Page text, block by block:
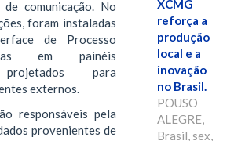
comunicação. No
foram instaladas
de Processo
em painéis
projetados para
externos.
responsáveis pela
provenientes de
XCMG
reforça a
produção
local e a
inovação
no Brasil.
POUSO
ALEGRE,
Brasil, sex,